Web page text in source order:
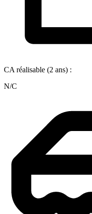
CA réalisable (2 ans) :
N/C